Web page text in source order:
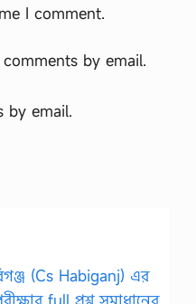
I comment.
by email.
by email.
(Cs Habiganj) এর